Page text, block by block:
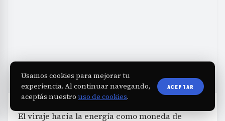
El viraje hacia la energía como moneda de
Usamos cookies para mejorar tu
experiencia. Al continuar navegando,
aceptás nuestro uso de cookies.
ACEPTAR